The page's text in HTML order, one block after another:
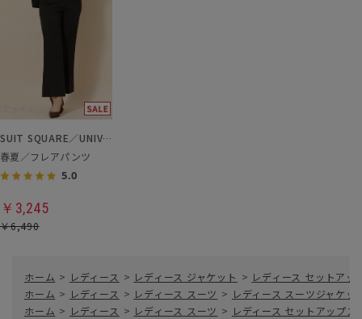
SUIT SQUARE／UNIVERSAL LANGUAGE／WHITE
春夏／フレアパンツ
5.0
￥3,245
￥6,490
ホーム > レディース > レディース ジャケット > レディース セットアッ
ホーム > レディース > レディース スーツ > レディース スーツジャケッ
ホーム > レディース > レディース スーツ > レディース セットアップス